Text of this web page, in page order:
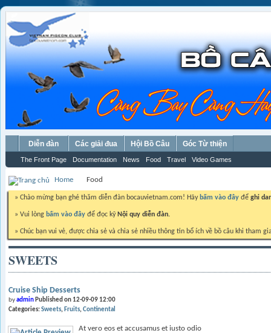
The Front Page Documentation News Food Travel Video Games
Diễn đàn Các giải đua Hội Bồ Câu Góc Từ thiện
Home Food
» Chào mừng bạn ghé thăm diễn đàn bocauvietnam.com! Hãy bấm vào đây để ghi
» Vui lòng bấm vào đây để đọc kỹ Nội quy diễn đàn.
» Chúc bạn vui vẻ, được chia sẻ và chia sẻ nhiều thông tin bổ ích về bồ câu khi tham
SWEETS
Cruise Ship Desserts
byadmin Published on 12-09-09 12:00
Categories:Sweets Fruits Continental
At vero eos et accusamus et iusto odio